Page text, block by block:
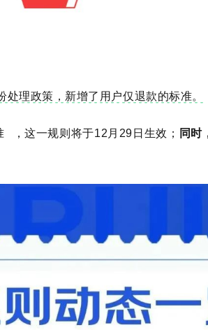
理政策，新增了用户仅退款的标准。
，这一规则将于12月29日生效； 同时